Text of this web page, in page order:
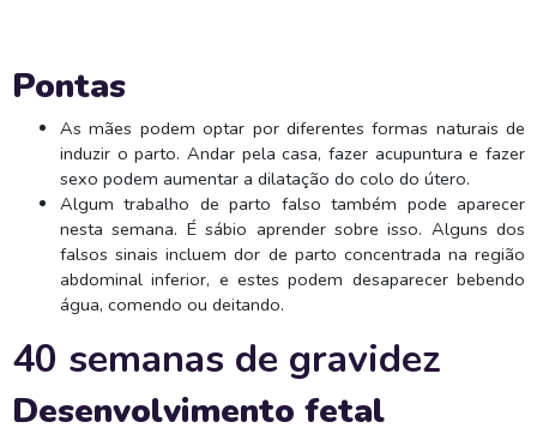
Pontas
As mães podem optar por diferentes formas naturais de
induzir o parto. Andar pela casa, fazer acupuntura e fazer
sexo podem aumentar a dilatação do colo do útero.
Algum trabalho de parto falso também pode aparecer
nesta semana. É sábio aprender sobre isso. Alguns dos
falsos sinais incluem dor de parto concentrada na região
abdominal inferior, e estes podem desaparecer bebendo
água, comendo ou deitando.
40 semanas de gravidez
Desenvolvimento fetal